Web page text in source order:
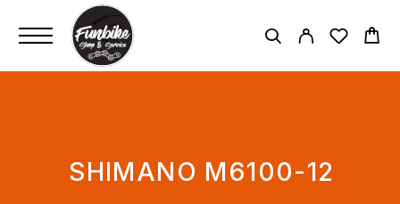
SHIMANO M6100-12